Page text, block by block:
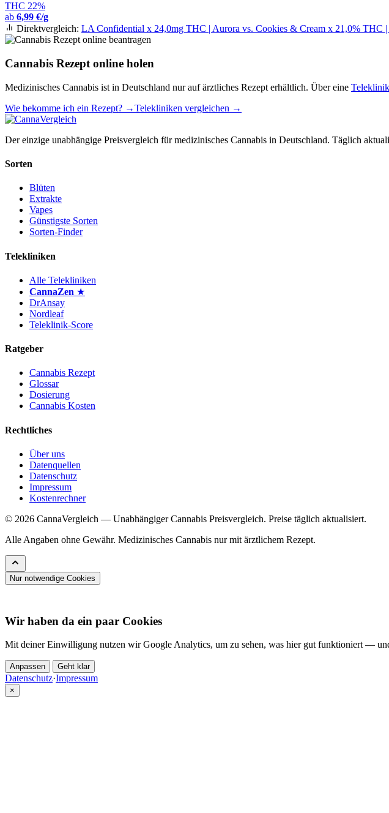
THC 22%
ab 6,99 €/g
Direktvergleich: LA Confidential x 24,0mg THC | Aurora vs. Cookies & Cream x 21,0% THC
Cannabis Rezept online holen
Medizinisches Cannabis ist in Deutschland nur auf ärztliches Rezept erhältlich. Über eine Teleklinik
Wie bekomme ich ein Rezept? →Telekliniken vergleichen →
Der einzige unabhängige Preisvergleich für medizinisches Cannabis in Deutschland. Täglich
Sorten
Blüten
Extrakte
Vapes
Günstigste Sorten
Sorten-Finder
Telekliniken
Alle Telekliniken
CannaZen ★
DrAnsay
Nordleaf
Teleklinik-Score
Ratgeber
Cannabis Rezept
Glossar
Dosierung
Cannabis Kosten
Rechtliches
Über uns
Datenquellen
Datenschutz
Impressum
Kostenrechner
© 2026 CannaVergleich — Unabhängiger Cannabis Preisvergleich. Preise täglich aktualisiert.
Alle Angaben ohne Gewähr. Medizinisches Cannabis nur mit ärztlichem Rezept.
Nur notwendige Cookies
Wir haben da ein paar Cookies
Mit deiner Einwilligung nutzen wir Google Analytics, um zu sehen, was hier gut funktioniert —
Anpassen Geht klar
Datenschutz·Impressum
×